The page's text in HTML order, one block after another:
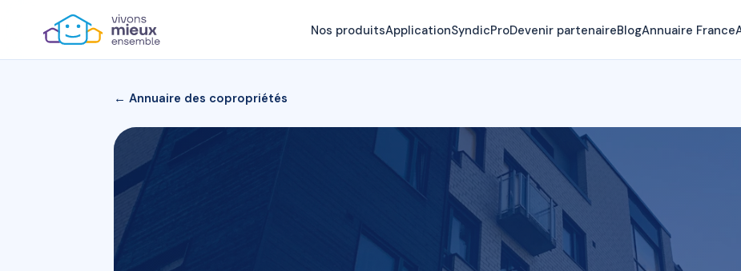
Nos produitsApplicationSyndicProDevenir partenaireBlogAnnuaire France
← Annuaire des copropriétés